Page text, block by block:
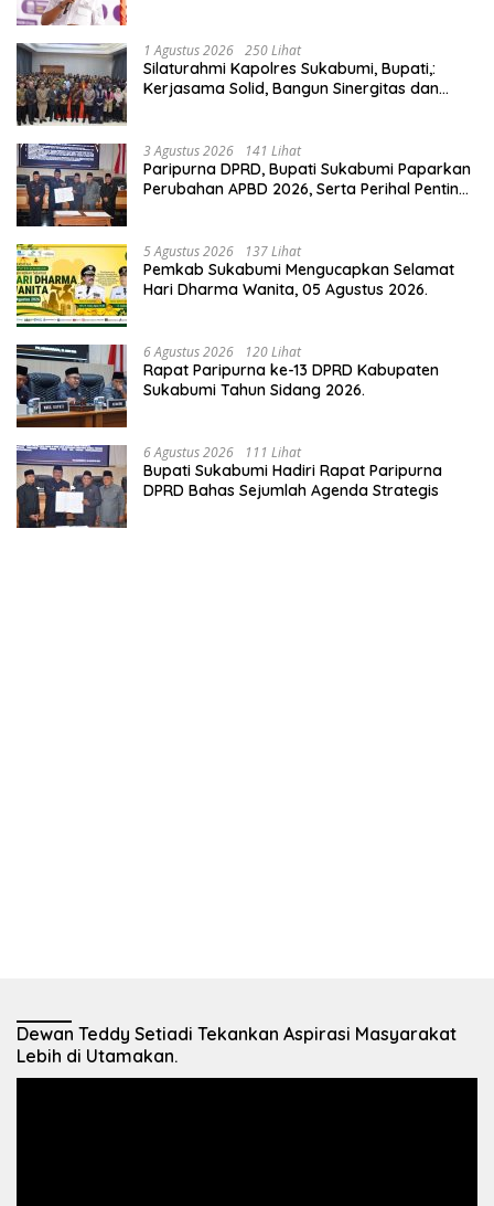
1 Agustus 2026 250 Lihat
Silaturahmi Kapolres Sukabumi, Bupati,:
Kerjasama Solid, Bangun Sinergitas dan
3 Agustus 2026 141 Lihat
Paripurna DPRD, Bupati Sukabumi Paparkan
Perubahan APBD 2026, Serta Perihal Penting
5 Agustus 2026 137 Lihat
Pemkab Sukabumi Mengucapkan Selamat
Hari Dharma Wanita, 05 Agustus 2026.
6 Agustus 2026 120 Lihat
Rapat Paripurna ke-13 DPRD Kabupaten
Sukabumi Tahun Sidang 2026.
6 Agustus 2026 111 Lihat
Bupati Sukabumi Hadiri Rapat Paripurna
DPRD Bahas Sejumlah Agenda Strategis
Dewan Teddy Setiadi Tekankan Aspirasi Masyarakat
Lebih di Utamakan.